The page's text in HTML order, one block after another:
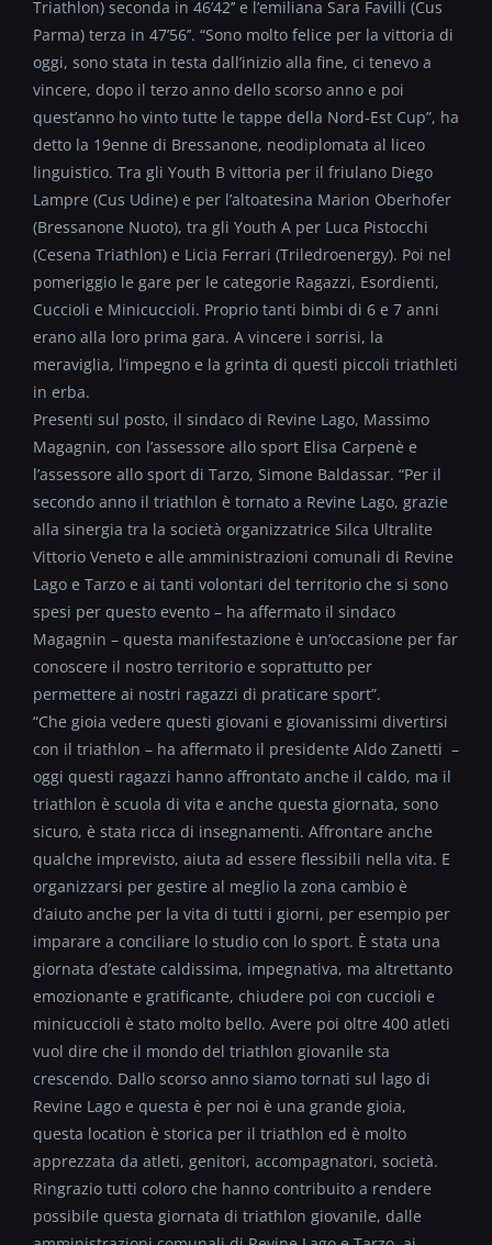
Triathlon) seconda in 46’42’’ e l’emiliana Sara Favilli (Cus
Parma) terza in 47’56’’. “Sono molto felice per la vittoria di
oggi, sono stata in testa dall’inizio alla fine, ci tenevo a
vincere, dopo il terzo anno dello scorso anno e poi
quest’anno ho vinto tutte le tappe della Nord-Est Cup”, ha
detto la 19enne di Bressanone, neodiplomata al liceo
linguistico. Tra gli Youth B vittoria per il friulano Diego
Lampre (Cus Udine) e per l’altoatesina Marion Oberhofer
(Bressanone Nuoto), tra gli Youth A per Luca Pistocchi
(Cesena Triathlon) e Licia Ferrari (Triledroenergy). Poi nel
pomeriggio le gare per le categorie Ragazzi, Esordienti,
Cuccioli e Minicuccioli. Proprio tanti bimbi di 6 e 7 anni
erano alla loro prima gara. A vincere i sorrisi, la
meraviglia, l’impegno e la grinta di questi piccoli triathleti
in erba.
Presenti sul posto, il sindaco di Revine Lago, Massimo
Magagnin, con l’assessore allo sport Elisa Carpenè e
l’assessore allo sport di Tarzo, Simone Baldassar. “Per il
secondo anno il triathlon è tornato a Revine Lago, grazie
alla sinergia tra la società organizzatrice Silca Ultralite
Vittorio Veneto e alle amministrazioni comunali di Revine
Lago e Tarzo e ai tanti volontari del territorio che si sono
spesi per questo evento – ha affermato il sindaco
Magagnin – questa manifestazione è un’occasione per far
conoscere il nostro territorio e soprattutto per
permettere ai nostri ragazzi di praticare sport”.
“Che gioia vedere questi giovani e giovanissimi divertirsi
con il triathlon – ha affermato il presidente Aldo Zanetti –
oggi questi ragazzi hanno affrontato anche il caldo, ma il
triathlon è scuola di vita e anche questa giornata, sono
sicuro, è stata ricca di insegnamenti. Affrontare anche
qualche imprevisto, aiuta ad essere flessibili nella vita. E
organizzarsi per gestire al meglio la zona cambio è
d’aiuto anche per la vita di tutti i giorni, per esempio per
imparare a conciliare lo studio con lo sport. È stata una
giornata d’estate caldissima, impegnativa, ma altrettanto
emozionante e gratificante, chiudere poi con cuccioli e
minicuccioli è stato molto bello. Avere poi oltre 400 atleti
vuol dire che il mondo del triathlon giovanile sta
crescendo. Dallo scorso anno siamo tornati sul lago di
Revine Lago e questa è per noi è una grande gioia,
questa location è storica per il triathlon ed è molto
apprezzata da atleti, genitori, accompagnatori, società.
Ringrazio tutti coloro che hanno contribuito a rendere
possibile questa giornata di triathlon giovanile, dalle